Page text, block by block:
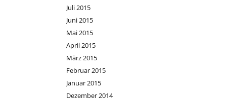
Juli 2015
Juni 2015
Mai 2015
April 2015
März 2015
Februar 2015
Januar 2015
Dezember 2014